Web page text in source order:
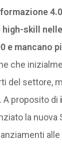
4.0
skill
e mancano
che
del settore,
A proposito di
la nuova